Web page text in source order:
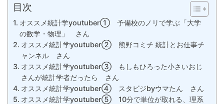
目次
オススメ統計学youtuber① 予備校のノリで学ぶ「大学
の数学・物理」 さん
オススメ統計学youtuber② 熊野コミチ 統計とお仕事チ
ャンネル さん
オススメ統計学youtuber③ もしもひろった小さいおじ
さんが統計学者だったら さん
オススメ統計学youtuber④ スタビジbyウマたん さん
オススメ統計学youtuber⑤ 10分で単位が取れる、理系